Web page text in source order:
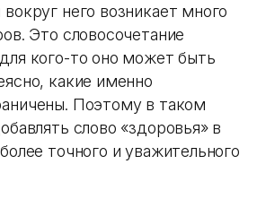
него возникает много
Это словосочетание
кого-то оно может быть
какие именно
Поэтому в таком
слово «здоровья» в
точного и уважительного